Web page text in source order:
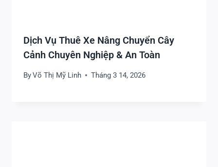
Dịch Vụ Thuê Xe Nâng Chuyển Cây
Cảnh Chuyên Nghiệp & An Toàn
ByVõ Thị Mỹ Linh Tháng 3 14, 2026